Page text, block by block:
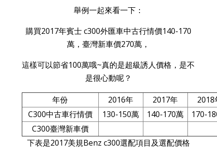
舉例一起來看一下：
購買2017年賓士 c300外匯車中古行情價140-170
萬，臺灣新車價270萬，
這樣可以節省100萬哦~真的是超級誘人價格，是不
是很心動呢？
年份 2016年 2017年
2018
C300中古車行情價
130-150萬 140-170萬
170-
C300臺灣新車價
下表是2017美規Benz c300選配項目及選配價格